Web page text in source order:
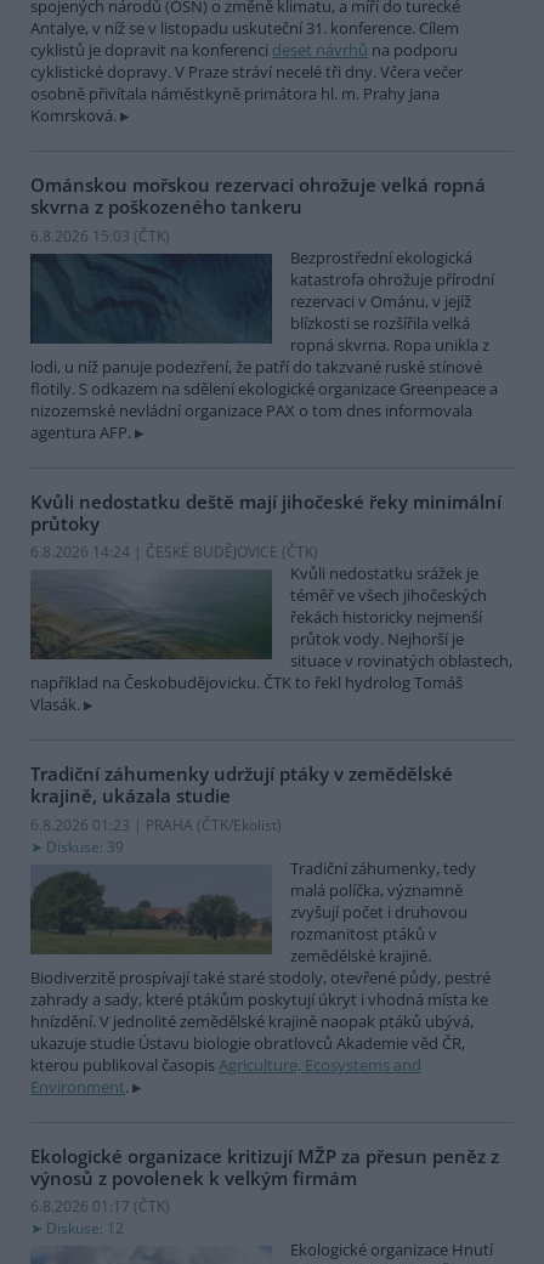
spojených národů (OSN) o změně klimatu, a míří do turecké
Antalye, v níž se v listopadu uskuteční 31. konference. Cílem
cyklistů je dopravit na konferenci deset návrhů na podporu
cyklistické dopravy. V Praze stráví necelé tři dny. Včera večer
osobně přivítala náměstkyně primátora hl. m. Prahy Jana
Komrsková.
Ománskou mořskou rezervaci ohrožuje velká ropná
skvrna z poškozeného tankeru
6.8.2026 15:03 (ČTK)
Bezprostřední ekologická
katastrofa ohrožuje přírodní
rezervaci v Ománu, v jejíž
blízkosti se rozšířila velká
ropná skvrna. Ropa unikla z
lodi, u níž panuje podezření, že patří do takzvané ruské stínové
flotily. S odkazem na sdělení ekologické organizace Greenpeace a
nizozemské nevládní organizace PAX o tom dnes informovala
agentura AFP.
Kvůli nedostatku deště mají jihočeské řeky minimální
průtoky
6.8.2026 14:24 | ČESKÉ BUDĚJOVICE (ČTK)
Kvůli nedostatku srážek je
téměř ve všech jihočeských
řekách historicky nejmenší
průtok vody. Nejhorší je
situace v rovinatých oblastech,
například na Českobudějovicku. ČTK to řekl hydrolog Tomáš
Vlasák.
Tradiční záhumenky udržují ptáky v zemědělské
krajině, ukázala studie
6.8.2026 01:23 | PRAHA (ČTK/Ekolist)
Diskuse: 39
Tradiční záhumenky, tedy
malá políčka, významně
zvyšují počet i druhovou
rozmanitost ptáků v
zemědělské krajině.
Biodiverzitě prospívají také staré stodoly, otevřené půdy, pestré
zahrady a sady, které ptákům poskytují úkryt i vhodná místa ke
hnízdění. V jednolité zemědělské krajině naopak ptáků ubývá,
ukazuje studie Ústavu biologie obratlovců Akademie věd ČR,
kterou publikoval časopisAgriculture, Ecosystems and
Environment.
Ekologické organizace kritizují MŽP za přesun peněz z
výnosů z povolenek k velkým firmám
6.8.2026 01:17 (ČTK)
Diskuse: 12
Ekologické organizace Hnutí